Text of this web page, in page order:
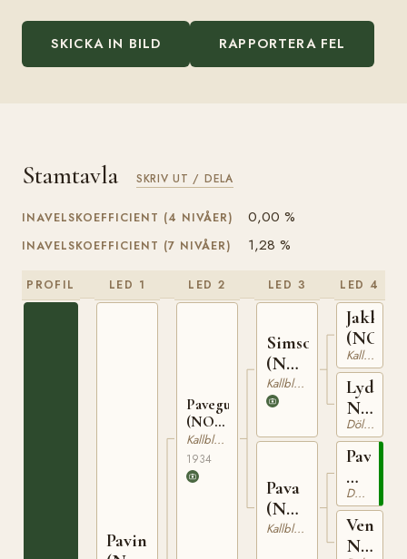
SKICKA IN BILD RAPPORTERA FEL
Stamtavla SKRIV UT / DELA
INAVELSKOEFFICIENT (4 NIVÅER) 0,00 %
INAVELSKOEFFICIENT (7 NIVÅER) 1,28 %
PROFIL LED 1
Pavin
LED 2
Pavegutt
(NO)
T-159Kallblodig Travare
1934
LED 3
Simson
(NO)
T-67Kallblodig Travare
Pava
(NO)
N
Kallblodig Travare
LED 4
Jakken
(NO)
Kallblodig Travare
Lydia
N
6075
Dölehäst
Paven
N
1027
Dölehäst
Venus
N